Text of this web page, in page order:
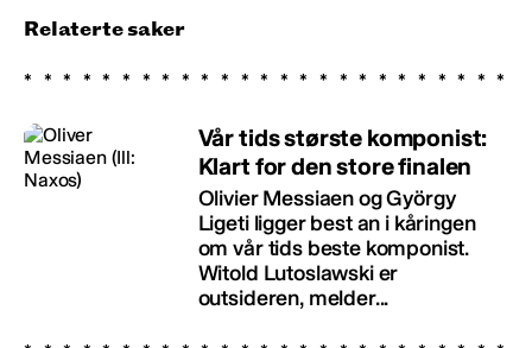
Relaterte saker
Vår tids største komponist:
Klart for den store finalen
Olivier Messiaen og György
Ligeti ligger best an i kåringen
om vår tids beste komponist.
Witold Lutoslawski er
outsideren, melder...